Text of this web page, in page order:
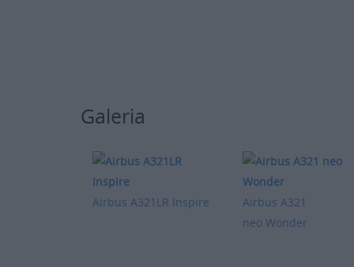
Galeria
Airbus A321LR Inspire
Airbus A321
neo Wonder